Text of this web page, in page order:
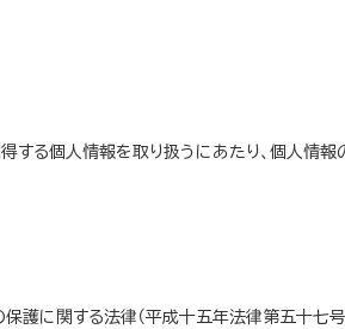
する個人情報を取り扱うにあたり、個人情
保護に関する法律（平成十五年法律第五十七